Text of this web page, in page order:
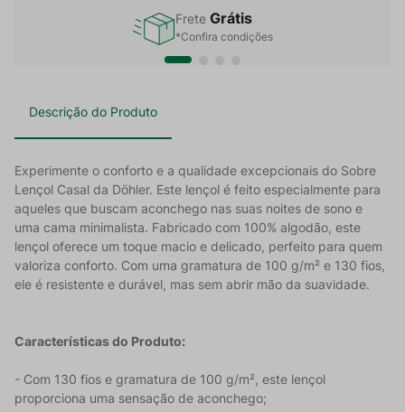
Frete Grátis
*Confira condições
Descrição do Produto
Experimente o conforto e a qualidade excepcionais do Sobre
Lençol Casal da Döhler. Este lençol é feito especialmente para
aqueles que buscam aconchego nas suas noites de sono e
uma cama minimalista. Fabricado com 100% algodão, este
lençol oferece um toque macio e delicado, perfeito para quem
valoriza conforto. Com uma gramatura de 100 g/m² e 130 fios,
ele é resistente e durável, mas sem abrir mão da suavidade.
Características do Produto:
- Com 130 fios e gramatura de 100 g/m², este lençol
proporciona uma sensação de aconchego;